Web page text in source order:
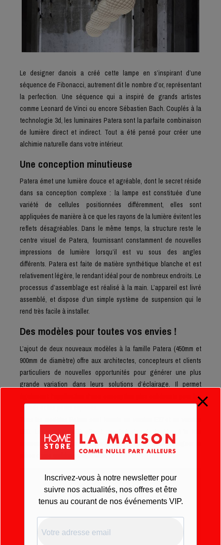
Le designer danois a créé cette lampe en s’inspirant d’une
séquence de Fibonacci, autrement dit le nombre d’or, représentant
la perfection. Une séquence qui a inspiré de grands artistes
comme Leonard de Vinci ou encore Sébastien Bach. Couplés à la
technologie 3d, les luminaires Patera sont la parfaite combinaison
de lumière direct et indirect. Tout a été pensé pour créer une
alchimie naturelle dans votre intérieur.
Une conception minutieuse
Patera émet une lumière douce et agréable, dont le secret réside
dans sa conception complexe : la lampe est constituée d’une
variété de cellules positionnées différemment, elles sont
appliquées de manière à ce que les rayons de la lumière évitent les
reflets désagréables. Dans le même temps, la structure reste le
centre visuel de Patera, fournissant constamment de nouvelles
impressions de lumière lorsqu’il est vu sous des angles
différents. Patera est faite de matière synthétique blanche et est
relativement légère, le rendant idéal pour de nombreux endroits. Le
processus d’assemblage est réalisé à la main. L’appareil est livré
assemblé, et dispose d’un simple système de suspension qui le
rend très facile à installer.
Des modèles pour toutes vos envies !
L’ajout de deux nouveaux modèles à la famille Patera (450mm et
900mm de diamètre) offre aux architectes, concepteurs et clients
particuliers de nouvelles opportunités pour générer une plus
grande variation dans leurs solutions d’éclairage. Il permet
également l’application d’une conception plus cohérente pour les
LED. Les versions LED offrent une émission de lumière à la fois
économe en énergie et d’une qualité optimale pour imprégner la
pièce d’une ambiance agréable.
Inscrivez-vous à notre newsletter pour
suivre nos actualités, nos offres et être
tenus au courant de nos événements VIP.